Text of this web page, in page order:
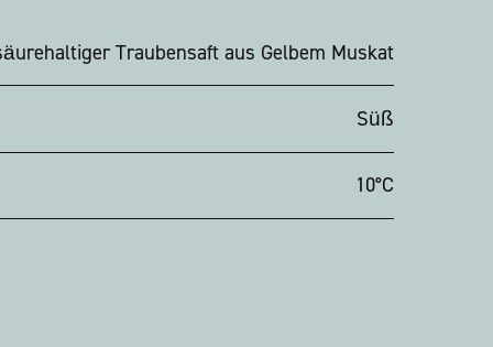
Traubensaft aus Gelbem Muskat
Süß
10°C